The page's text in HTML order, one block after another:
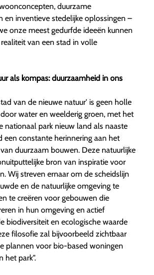
duurzame
en inventieve stedelijke oplossingen –
onze meest gedurfde ideeën kunnen
van een stad in volle
als kompas: duurzaamheid in ons
van de nieuwe natuur' is geen holle
water en weelderig groen, met het
nationaal park nieuw land als naaste
een constante herinnering aan het
duurzaam bouwen. Deze natuurlijke
bron van inspiratie voor
Wij streven ernaar om de scheidslijn
en de natuurlijke omgeving te
te creëren voor gebouwen die
in hun omgeving en actief
biodiversiteit en ecologische waarde
filosofie zal bijvoorbeeld zichtbaar
plannen voor bio-based woningen
het park".